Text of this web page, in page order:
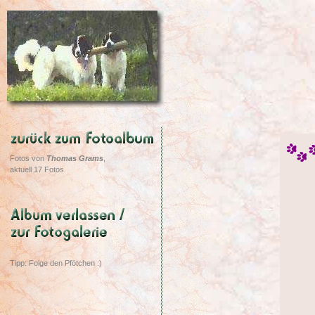
Fotos von Thomas Grams
aktuell 17 Fotos
Tipp: Folge den Pfötchen :)